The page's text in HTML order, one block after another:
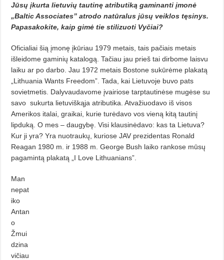
Jūsų įkurta lietuvių tautinę atributiką gaminanti įmonė
„Baltic Associates” atrodo natūralus jūsų veiklos tęsinys.
Papasakokite, kaip gimė tie stilizuoti Vyčiai?
Oficialiai šią įmonę įkūriau 1979 metais, tais pačiais metais
išleidome gaminių katalogą. Tačiau jau prieš tai dirbome laisvu
laiku ar po darbo. Jau 1972 metais Bostone sukūrėme plakatą
„Lithuania Wants Freedom”. Tada, kai Lietuvoje buvo pats
sovietmetis. Dalyvaudavome įvairiose tarptautinėse mugėse su
savo sukurta lietuviškąja atributika. Atvažiuodavo iš visos
Amerikos italai, graikai, kurie turėdavo vos vieną kitą tautinį
lipduką. O mes – daugybę. Visi klausinėdavo: kas ta Lietuva?
Kur ji yra? Yra nuotraukų, kuriose JAV prezidentas Ronald
Reagan 1980 m. ir 1988 m. George Bush laiko rankose mūsų
pagamintą plakatą „I Love Lithuanians”.
Man
nepat
iko
Antan
o
Žmui
dzina
vičiau